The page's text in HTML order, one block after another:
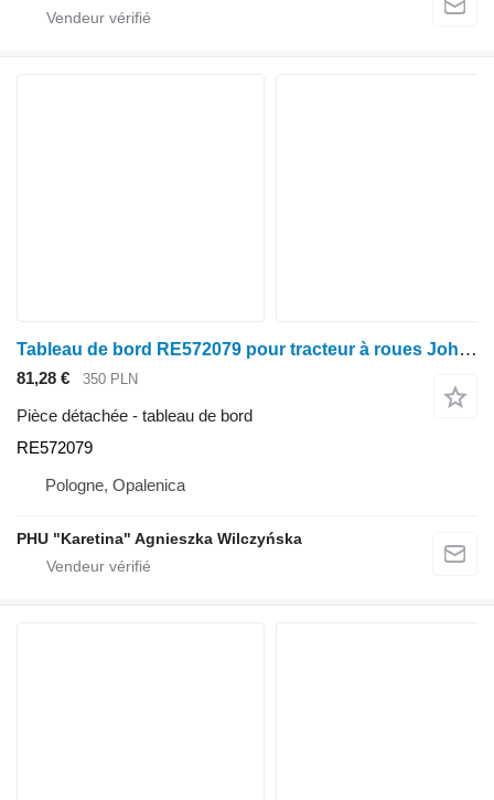
Tableau de bord RE572079 pour tracteur à roues John Deere seria 6000 7000 8000 R
81,28 € 350 PLN
Pièce détachée - tableau de bord
RE572079
Pologne, Opalenica
PHU "Karetina" Agnieszka Wilczyńska